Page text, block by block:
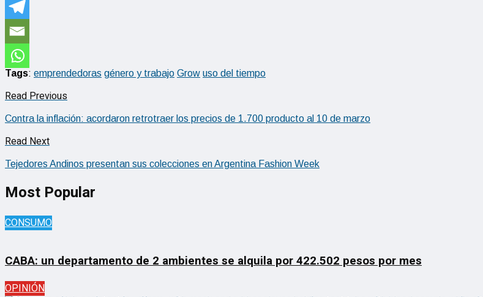
Tags: emprendedoras género y trabajo Grow uso del tiempo
Read Previous
Contra la inflación: acordaron retrotraer los precios de 1.700 producto al 10 de marzo
Read Next
Tejedores Andinos presentan sus colecciones en Argentina Fashion Week
Most Popular
CONSUMO
CABA: un departamento de 2 ambientes se alquila por 422.502 pesos por mes
OPINIÓN